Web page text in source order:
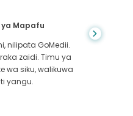
Mapafu
nilipata GoMedii.
zaidi. Timu ya
wa siku, walikuwa
yangu.